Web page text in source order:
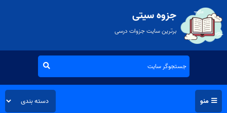
جزوه سیتی
برترین سایت جزوات درسی
منو